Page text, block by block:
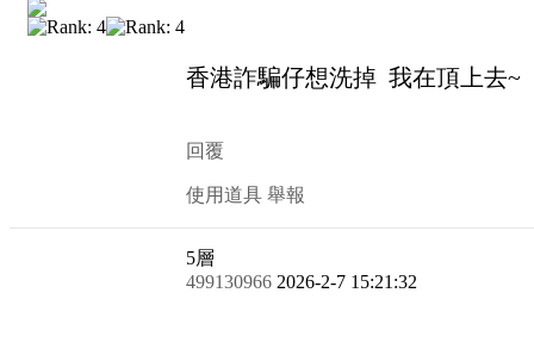
香港詐騙仔想洗
回覆
使用道具 舉報
5層
499130966 2026-2-7 15:21:32